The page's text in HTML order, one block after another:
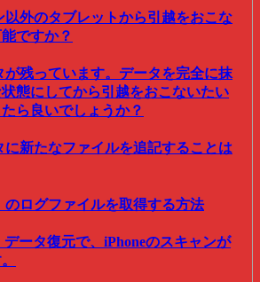
以外のタブレットから引越をおこな
ですか？
が残っています。データを完全に抹
態にしてから引越をおこないたい
ら良いでしょうか？
に新たなファイルを追記することは
のログファイルを取得する方法
ータ復元で、iPhoneのスキャンが